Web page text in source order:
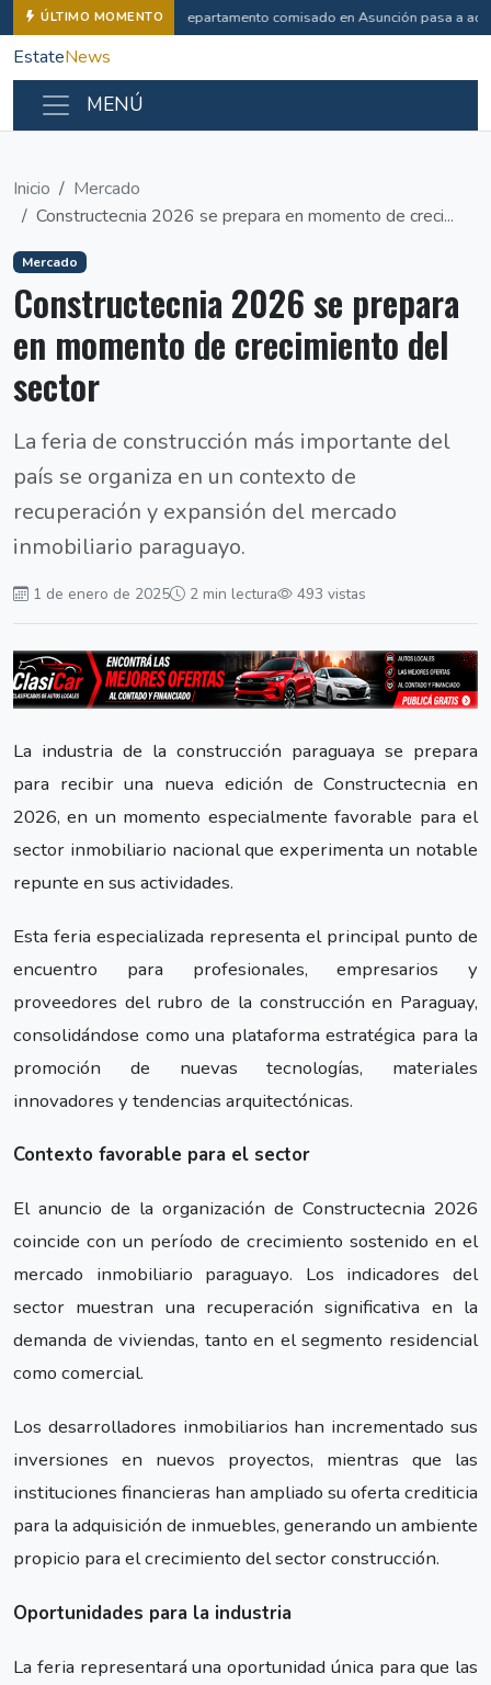
ÚLTIMO MOMENTO Departamento comisado en Asunción pasa a
EstateNews
MENÚ
Inicio
Mercado
Constructecnia 2026 se prepara en momento de creci...
Mercado
Constructecnia 2026 se prepara
en momento de crecimiento del
sector
La feria de construcción más importante del
país se organiza en un contexto de
recuperación y expansión del mercado
inmobiliario paraguayo.
1 de enero de 2025 2 min lectura 493 vistas
La industria de la construcción paraguaya se prepara
para recibir una nueva edición de Constructecnia en
2026, en un momento especialmente favorable para el
sector inmobiliario nacional que experimenta un notable
repunte en sus actividades.
Esta feria especializada representa el principal punto de
encuentro para profesionales, empresarios y
proveedores del rubro de la construcción en Paraguay,
consolidándose como una plataforma estratégica para la
promoción de nuevas tecnologías, materiales
innovadores y tendencias arquitectónicas.
Contexto favorable para el sector
El anuncio de la organización de Constructecnia 2026
coincide con un período de crecimiento sostenido en el
mercado inmobiliario paraguayo. Los indicadores del
sector muestran una recuperación significativa en la
demanda de viviendas, tanto en el segmento residencial
como comercial.
Los desarrolladores inmobiliarios han incrementado sus
inversiones en nuevos proyectos, mientras que las
instituciones financieras han ampliado su oferta crediticia
para la adquisición de inmuebles, generando un ambiente
propicio para el crecimiento del sector construcción.
Oportunidades para la industria
La feria representará una oportunidad única para que las